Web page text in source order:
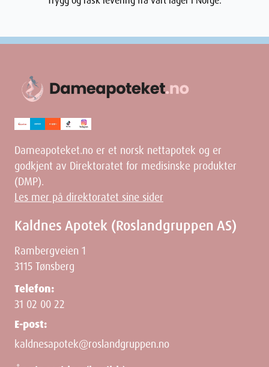
Dameapoteket.no er et norsk nettapotek og er
godkjent av Direktoratet for medisinske produkter
(DMP).
Les mer på direktoratet sine sider
Kaldnes Apotek (Roslandgruppen AS)
Rambergveien 1
3115 Tønsberg
Telefon:
31 02 00 22
E-post:
kaldnesapotek@roslandgruppen.no